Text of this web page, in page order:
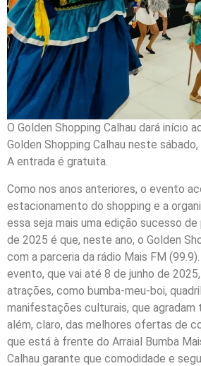
O Golden Shopping Calhau dará início
Golden Shopping Calhau neste
A entrada é gratuita.
Como nos anos anteriores, o evento
estacionamento do shopping e a
essa seja mais uma edição sucesso
de 2025 é que, neste ano, o Golden
com a parceria da rádio Mais FM
evento, que vai até 8 de junho de
atrações, como bumba-meu-boi,
manifestações culturais, que agradam
além, claro, das melhores ofertas de
que está à frente do Arraial Bumba
Calhau garante que comodidade e